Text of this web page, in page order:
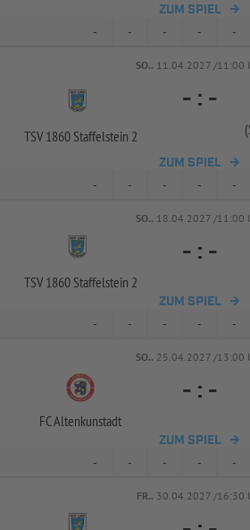
ZUM SPIEL
- - - - -
SO.. 11.04.2027 /11:00
TSV 1860 Staffelstein 2
- : -
ZUM SPIEL
- - - - -
SO.. 18.04.2027 /11:00
TSV 1860 Staffelstein 2
- : -
ZUM SPIEL
- - - - -
SO.. 25.04.2027 /13:00
FC Altenkunstadt
- : -
ZUM SPIEL
- - - - -
FR.. 30.04.2027 /16:30